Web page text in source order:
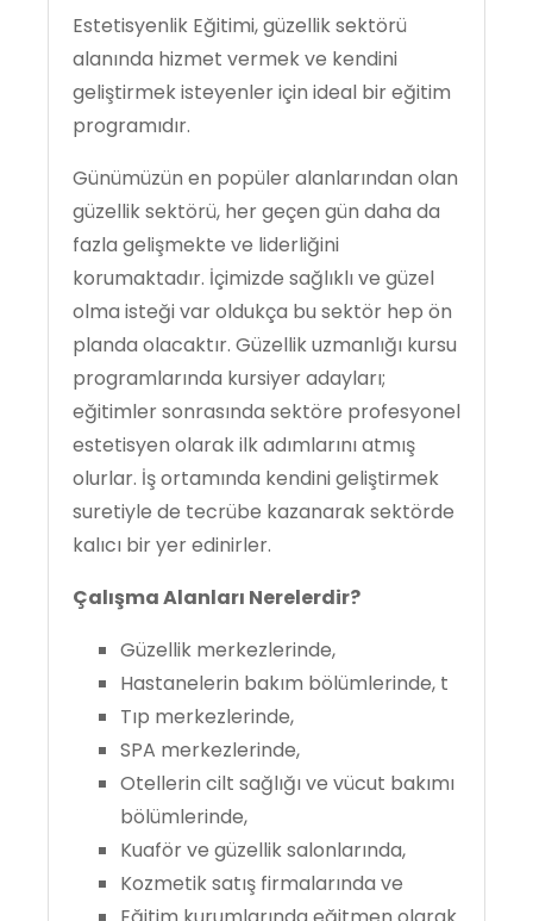
Estetisyenlik Eğitimi, güzellik sektörü
alanında hizmet vermek ve kendini
geliştirmek isteyenler için ideal bir eğitim
programıdır.
Günümüzün en popüler alanlarından olan
güzellik sektörü, her geçen gün daha da
fazla gelişmekte ve liderliğini
korumaktadır. İçimizde sağlıklı ve güzel
olma isteği var oldukça bu sektör hep ön
planda olacaktır. Güzellik uzmanlığı kursu
programlarında kursiyer adayları;
eğitimler sonrasında sektöre profesyonel
estetisyen olarak ilk adımlarını atmış
olurlar. İş ortamında kendini geliştirmek
suretiyle de tecrübe kazanarak sektörde
kalıcı bir yer edinirler.
Çalışma Alanları Nerelerdir?
Güzellik merkezlerinde,
Hastanelerin bakım bölümlerinde, t
Tıp merkezlerinde,
SPA merkezlerinde,
Otellerin cilt sağlığı ve vücut bakımı
bölümlerinde,
Kuaför ve güzellik salonlarında,
Kozmetik satış firmalarında ve